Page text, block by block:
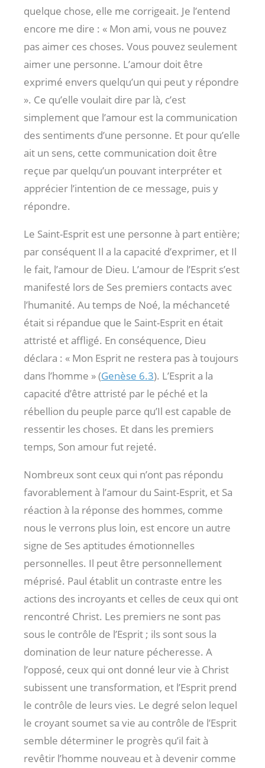
quelque chose, elle me corrigeait. Je l’entend
encore me dire : « Mon ami, vous ne pouvez
pas aimer ces choses. Vous pouvez seulement
aimer une personne. L’amour doit être
exprimé envers quelqu’un qui peut y répondre
». Ce qu’elle voulait dire par là, c’est
simplement que l’amour est la communication
des sentiments d’une personne. Et pour qu’elle
ait un sens, cette communication doit être
reçue par quelqu’un pouvant interpréter et
apprécier l’intention de ce message, puis y
répondre.
Le Saint-Esprit est une personne à part entière;
par conséquent Il a la capacité d’exprimer, et Il
le fait, l’amour de Dieu. L’amour de l’Esprit s’est
manifesté lors de Ses premiers contacts avec
l’humanité. Au temps de Noé, la méchanceté
était si répandue que le Saint-Esprit en était
attristé et affligé. En conséquence, Dieu
déclara : « Mon Esprit ne restera pas à toujours
dans l’homme » (Genèse 6.3). L’Esprit a la
capacité d’être attristé par le péché et la
rébellion du peuple parce qu’Il est capable de
ressentir les choses. Et dans les premiers
temps, Son amour fut rejeté.
Nombreux sont ceux qui n’ont pas répondu
favorablement à l’amour du Saint-Esprit, et Sa
réaction à la réponse des hommes, comme
nous le verrons plus loin, est encore un autre
signe de Ses aptitudes émotionnelles
personnelles. Il peut être personnellement
méprisé. Paul établit un contraste entre les
actions des incroyants et celles de ceux qui ont
rencontré Christ. Les premiers ne sont pas
sous le contrôle de l’Esprit ; ils sont sous la
domination de leur nature pécheresse. A
l’opposé, ceux qui ont donné leur vie à Christ
subissent une transformation, et l’Esprit prend
le contrôle de leurs vies. Le degré selon lequel
le croyant soumet sa vie au contrôle de l’Esprit
semble déterminer le progrès qu’il fait à
revêtir l’homme nouveau et à devenir comme